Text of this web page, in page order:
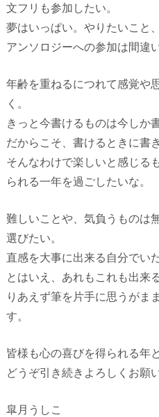
文フリも参加したい。
夢はいっぱい。やりたいこと
アンソロジーへの参加は間違
年齢を重ねるにつれて感覚や
く。
きっと今書けるものは今しか
だからこそ、書けるときに書
そんなわけで楽しいと感じる
られる一年を過ごしたいな。
難しいことや、気負うものは
選びたい。
直感を大事に出来る自分でいた
とはいえ、あれもこれも出来
りあえず筆を片手に思うがま
す。
皆様も心の喜びを得られる年
どうぞ引き続きよろしくお願
皐月うしこ